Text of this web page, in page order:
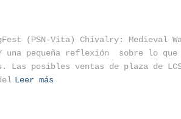
(PSN-Vita) Chivalry: Medieval
una pequeña reflexión sobre lo que
Las posibles ventas de plaza de
Leer más